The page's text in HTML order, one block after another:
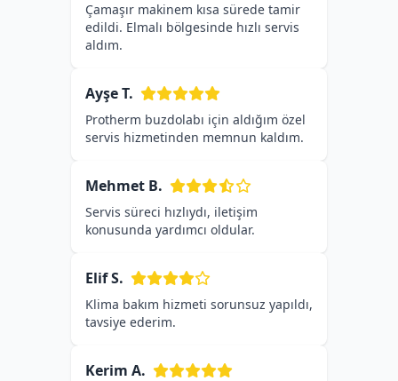
Çamaşır makinem kısa sürede tamir
edildi. Elmalı bölgesinde hızlı servis
aldım.
Ayşe T.
Protherm buzdolabı için aldığım özel
servis hizmetinden memnun kaldım.
Mehmet B.
Servis süreci hızlıydı, iletişim
konusunda yardımcı oldular.
Elif S.
Klima bakım hizmeti sorunsuz yapıldı,
tavsiye ederim.
Kerim A.